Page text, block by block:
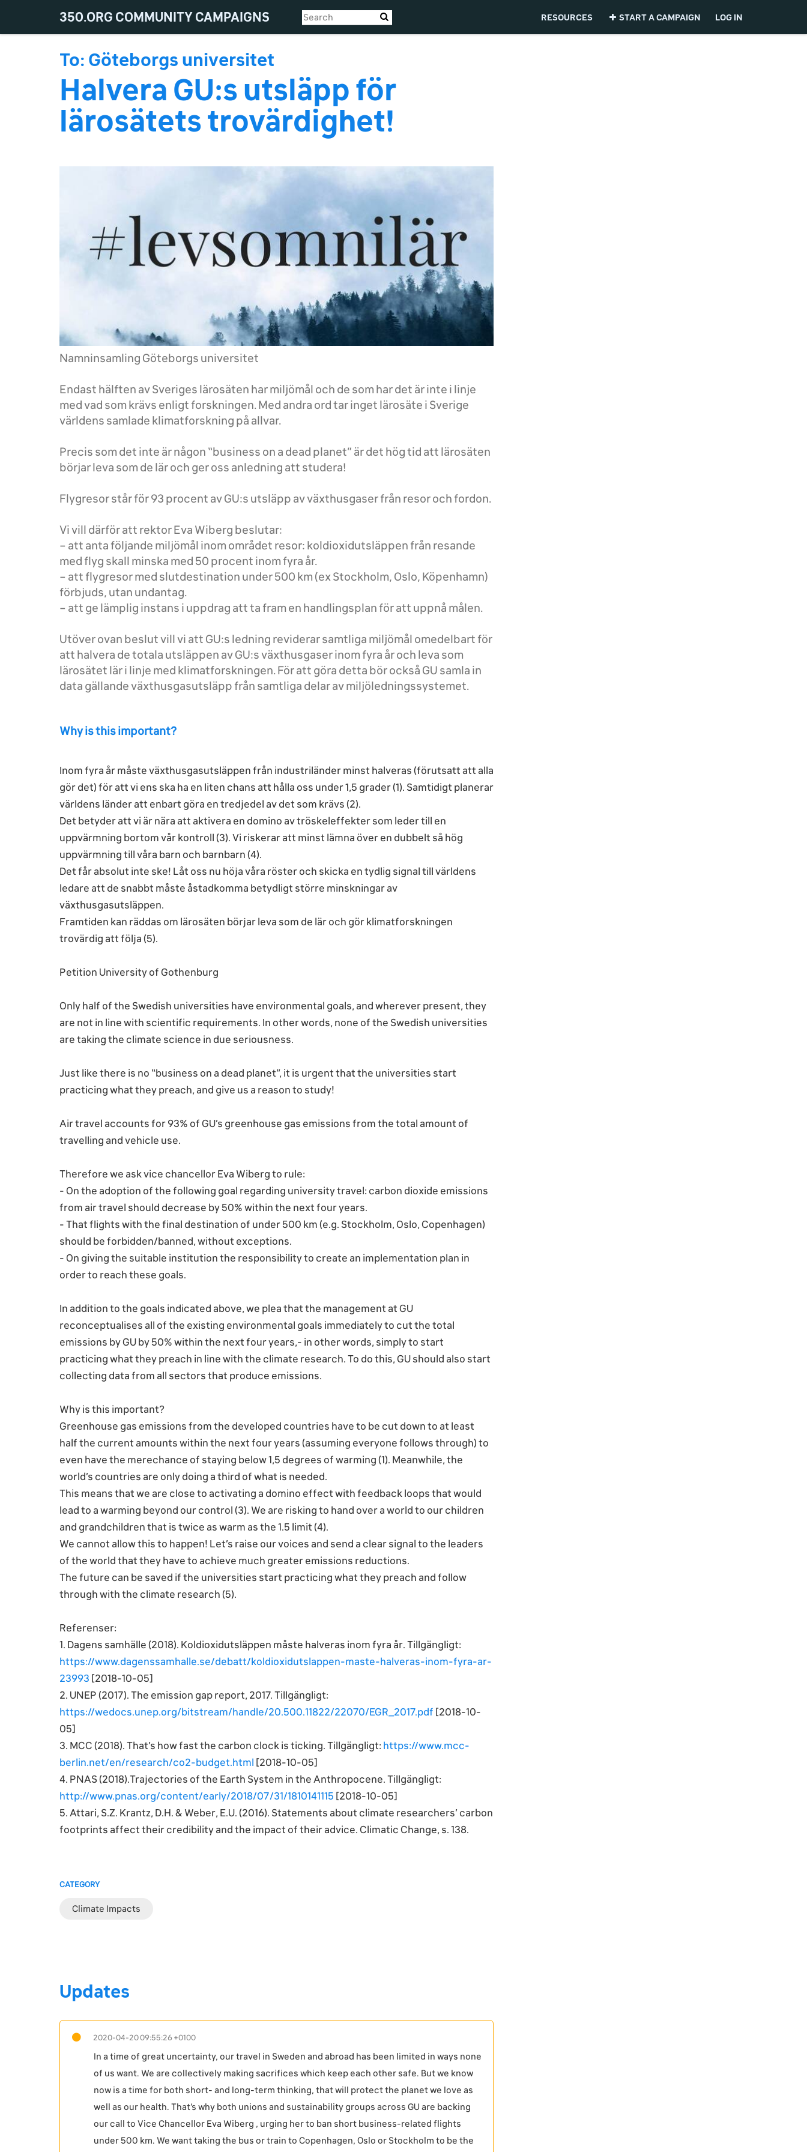
main
350.ORG COMMUNITY CAMPAIGNS RESOURCES START A CAMPAIGN LOG IN
To: Göteborgs universitet
Halvera GU:s utsläpp för
lärosätets trovärdighet!
Namninsamling Göteborgs universitet
Endast hälften av Sveriges lärosäten har miljömål och de som har det är inte i linje
med vad som krävs enligt forskningen. Med andra ord tar inget lärosäte i Sverige
världens samlade klimatforskning på allvar.
Precis som det inte är någon “business on a dead planet” är det hög tid att lärosäten
börjar leva som de lär och ger oss anledning att studera!
Flygresor står för 93 procent av GU:s utsläpp av växthusgaser från resor och fordon.
Vi vill därför att rektor Eva Wiberg beslutar:
– att anta följande miljömål inom området resor: koldioxidutsläppen från resande
med flyg skall minska med 50 procent inom fyra år.
– att flygresor med slutdestination under 500 km (ex Stockholm, Oslo, Köpenhamn)
förbjuds, utan undantag.
– att ge lämplig instans i uppdrag att ta fram en handlingsplan för att uppnå målen.
Utöver ovan beslut vill vi att GU:s ledning reviderar samtliga miljömål omedelbart för
att halvera de totala utsläppen av GU:s växthusgaser inom fyra år och leva som
lärosätet lär i linje med klimatforskningen. För att göra detta bör också GU samla in
data gällande växthusgasutsläpp från samtliga delar av miljöledningssystemet.
Why is this important?
Inom fyra år måste växthusgasutsläppen från industriländer minst halveras (förutsatt att alla
gör det) för att vi ens ska ha en liten chans att hålla oss under 1,5 grader (1). Samtidigt planerar
världens länder att enbart göra en tredjedel av det som krävs (2).
Det betyder att vi är nära att aktivera en domino av tröskeleffekter som leder till en
uppvärmning bortom vår kontroll (3). Vi riskerar att minst lämna över en dubbelt så hög
uppvärmning till våra barn och barnbarn (4).
Det får absolut inte ske! Låt oss nu höja våra röster och skicka en tydlig signal till världens
ledare att de snabbt måste åstadkomma betydligt större minskningar av
växthusgasutsläppen.
Framtiden kan räddas om lärosäten börjar leva som de lär och gör klimatforskningen
trovärdig att följa (5).
Petition University of Gothenburg
Only half of the Swedish universities have environmental goals, and wherever present, they
are not in line with scientific requirements. In other words, none of the Swedish universities
are taking the climate science in due seriousness.
Just like there is no “business on a dead planet”, it is urgent that the universities start
practicing what they preach, and give us a reason to study!
Air travel accounts for 93% of GU’s greenhouse gas emissions from the total amount of
travelling and vehicle use.
Therefore we ask vice chancellor Eva Wiberg to rule:
- On the adoption of the following goal regarding university travel: carbon dioxide emissions
from air travel should decrease by 50% within the next four years.
- That flights with the final destination of under 500 km (e.g. Stockholm, Oslo, Copenhagen)
should be forbidden/banned, without exceptions.
- On giving the suitable institution the responsibility to create an implementation plan in
order to reach these goals.
In addition to the goals indicated above, we plea that the management at GU
reconceptualises all of the existing environmental goals immediately to cut the total
emissions by GU by 50% within the next four years,- in other words, simply to start
practicing what they preach in line with the climate research. To do this, GU should also start
collecting data from all sectors that produce emissions.
Why is this important?
Greenhouse gas emissions from the developed countries have to be cut down to at least
half the current amounts within the next four years (assuming everyone follows through) to
even have the merechance of staying below 1,5 degrees of warming (1). Meanwhile, the
world’s countries are only doing a third of what is needed.
This means that we are close to activating a domino effect with feedback loops that would
lead to a warming beyond our control (3). We are risking to hand over a world to our children
and grandchildren that is twice as warm as the 1.5 limit (4).
We cannot allow this to happen! Let’s raise our voices and send a clear signal to the leaders
of the world that they have to achieve much greater emissions reductions.
The future can be saved if the universities start practicing what they preach and follow
through with the climate research (5).
Referenser:
1. Dagens samhälle (2018). Koldioxidutsläppen måste halveras inom fyra år. Tillgängligt:
https://www.dagenssamhalle.se/debatt/koldioxidutslappen-maste-halveras-inom-fyra-ar-
23993 [2018-10-05]
2. UNEP (2017). The emission gap report, 2017. Tillgängligt:
https://wedocs.unep.org/bitstream/handle/20.500.11822/22070/EGR_2017.pdf [2018-10-
05]
3. MCC (2018). That’s how fast the carbon clock is ticking. Tillgängligt: https://www.mcc-
berlin.net/en/research/co2-budget.html [2018-10-05]
4. PNAS (2018).Trajectories of the Earth System in the Anthropocene. Tillgängligt:
http://www.pnas.org/content/early/2018/07/31/1810141115 [2018-10-05]
5. Attari, S.Z. Krantz, D.H. & Weber, E.U. (2016). Statements about climate researchers’ carbon
footprints affect their credibility and the impact of their advice. Climatic Change, s. 138.
CATEGORY
Climate Impacts
Updates
2020-04-20 09:55:26 +0100
In a time of great uncertainty, our travel in Sweden and abroad has been limited in ways none
of us want. We are collectively making sacrifices which keep each other safe. But we know
now is a time for both short- and long-term thinking, that will protect the planet we love as
well as our health. That's why both unions and sustainability groups across GU are backing
our call to Vice Chancellor Eva Wiberg , urging her to ban short business-related flights
under 500 km. We want taking the bus or train to Copenhagen, Oslo or Stockholm to be the